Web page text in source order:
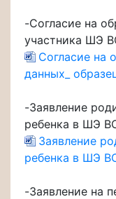
-Согласие на
участника ШЭ
Согласие на
данных_
-Заявление
ребенка в ШЭ
Заявление
ребенка в ШЭ
-Заявление на